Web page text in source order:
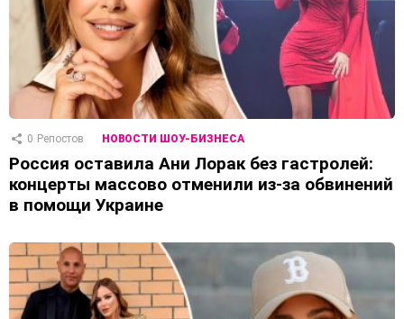
0 Репостов НОВОСТИ ШОУ-БИЗНЕСА
Россия оставила Ани Лорак без гастролей:
концерты массово отменили из-за обвинений
в помощи Украине